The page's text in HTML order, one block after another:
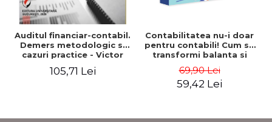
Auditul financiar-contabil.
Demers metodologic si
cazuri practice - Victor
105,71 Lei
Contabilitatea nu-i doar
pentru contabili! Cum sa
transformi balanta si
prietenoase. Editia a III-a,
revizuita si adaugita -
69,90 Lei
59,42 Lei